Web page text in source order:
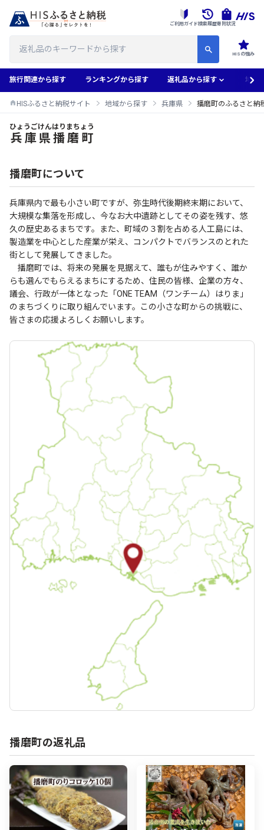
HISの強み
ご利用ガイド検索履歴寄附状況
旅行関連から探す ランキングから探す 返礼品から探す 地域
HISふるさと納税サイト 地域から探す 兵庫県 播磨町のふるさと納
播磨町のふるさと納税返礼品一覧
兵庫県
ひょうごけん
播磨町
はりまちょう
播磨町について
兵庫県内で最も小さい町ですが、弥生時代後期終末期において、
大規模な集落を形成し、今なお大中遺跡としてその姿を残す、悠
久の歴史あるまちです。また、町域の３割を占める人工島には、
製造業を中心とした産業が栄え、コンパクトでバランスのとれた
街として発展してきました。
播磨町では、将来の発展を見据えて、誰もが住みやすく、誰か
らも選んでもらえるまちにするため、住民の皆様、企業の方々、
議会、行政が一体となった「ONE TEAM（ワンチーム）はりま」
のまちづくりに取り組んでいます。この小さな町からの挑戦に、
皆さまの応援よろしくお願いします。
播磨町の返礼品